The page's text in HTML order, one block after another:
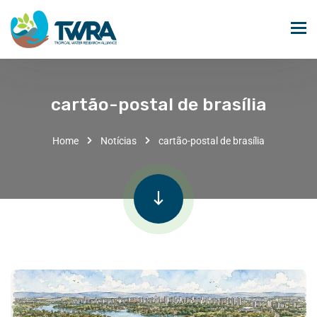
cartão-postal de brasília
Home Notícias cartão-postal de brasília